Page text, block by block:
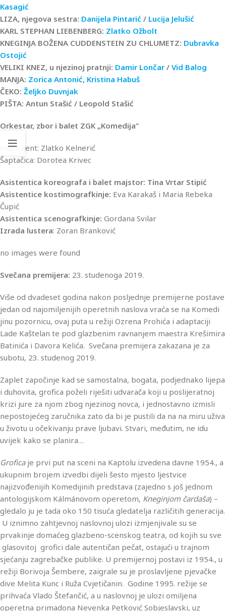
Kasagić
LIZA, njegova sestra: Danijela Pintarić / Lucija Jelušić
KARL STEPHAN LIEBENBERG: Zlatko Ožbolt
KNEGINJA BOŽENA CUDDENSTEIN ZU CHLUMETZ: Dubravka
Ostojić
VELIKI KNEZ, u njezinoj pratnji: Damir Lončar/ Vid Balog
MANJA: Zorica Antonić, Kristina Habuš
ČEKO: Željko Duvnjak
PIŠTA: Antun Stašić / Leopold Stašić
Orkestar, zbor i balet ZGK „Komedija“
Inspicijent: Zlatko Kelnerić
Šaptačica: Dorotea Krivec
Asistentica koreografa i balet majstor: Tina Vrtar Stipić
Asistentice kostimografkinje: Eva Karakaš i Maria Rebeka
Čupić
Asistentica scenografkinje: Gordana Svilar
Izrada lustera: Zoran Branković
no images were found
Svečana premijera: 23. studenoga 2019.
Više od dvadeset godina nakon posljednje premijerne postave
jedan od najomiljenijih operetnih naslova vraća se na Komedi
jinu pozornicu, ovaj puta u režiji Ozrena Prohića i adaptaciji
Lade Kaštelan te pod glazbenim ravnanjem maestra Krešimira
Batinića i Davora Kelića. Svečana premijera zakazana je za
subotu, 23. studenog 2019.
Zaplet započinje kad se samostalna, bogata, podjednako lijepa
i duhovita, grofica poželi riješiti udvarača koji u poslijeratnoj
krizi jure za njom zbog njezinog novca, i jednostavno izmisli
nepostojećeg zaručnika zato da bi je pustili da na na miru uživa
u životu u očekivanju prave ljubavi. Stvari, međutim, ne idu
uvijek kako se planira…
Groficaje prvi put na sceni na Kaptolu izvedena davne 1954., a
ukupnim brojem izvedbi dijeli šesto mjesto ljestvice
najizvođenijih Komedijinih predstava (zajedno s još jednom
antologijskom Kálmánovom operetom, Kneginjom čardaša) –
gledalo ju je tada oko 150 tisuća gledatelja različitih generacija.
U iznimno zahtjevnoj naslovnoj ulozi izmjenjivale su se
prvakinje domaćeg glazbeno-scenskog teatra, od kojih su sve
glasovitoj grofici dale autentičan pečat, ostajući u trajnom
sjećanju zagrebačke publike. U premijernoj postavi iz 1954., u
režiji Borivoja Šembere, zaigrale su je proslavljene pjevačke
dive Melita Kunc i Ruža Cvjetičanin. Godine 1995. režije se
prihvaća Vlado Štefančić, a u naslovnoj je ulozi omiljena
operetna primadona Nevenka Petković Sobjeslavski, uz